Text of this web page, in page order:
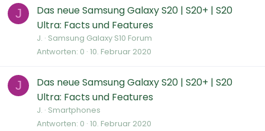
J
Das neue Samsung Galaxy S20 | S20+ | S20
Ultra: Facts und Features
J. Samsung Galaxy S10 Forum
Antworten 0 10. Februar 2020
J
Das neue Samsung Galaxy S20 | S20+ | S20
Ultra: Facts und Features
J. Smartphones
Antworten 0 10. Februar 2020